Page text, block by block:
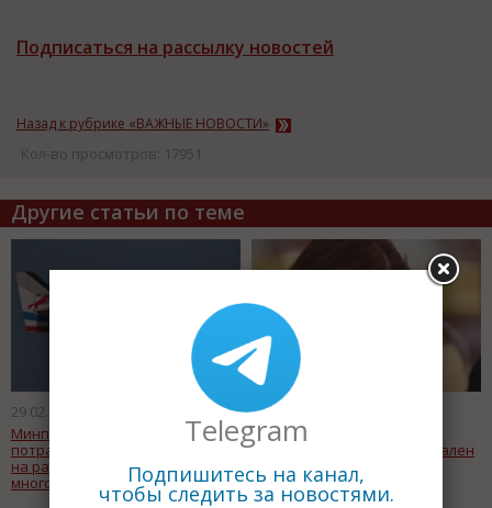
Подписаться на рассылку новостей
Назад к рубрике «ВАЖНЫЕ НОВОСТИ»
Кол-во просмотров: 17951
Другие статьи по теме
29.02.2016
Минпромторг РФ готов
потратить 1 миллиард рублей
на разработку легкого
многоцелевого девятиместного
29.02.2016
Набиуллина: В 2017 году
уровень инфляции в 4% реален
Telegram
Подпишитесь на канал,
чтобы следить за новостями.